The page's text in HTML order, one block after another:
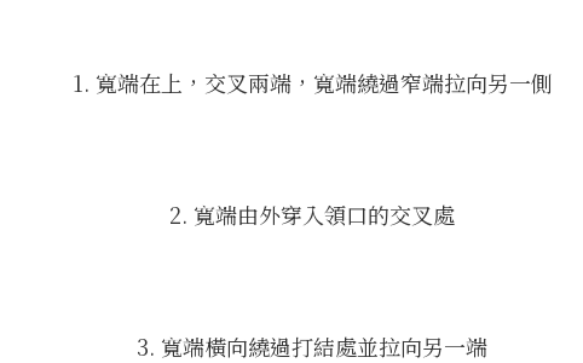
1. 寬端在上，交叉兩端，寬端繞過窄端拉向另一側
2. 寬端由外穿入領口的交叉處
3. 寬端橫向繞過打結處並拉向另一端